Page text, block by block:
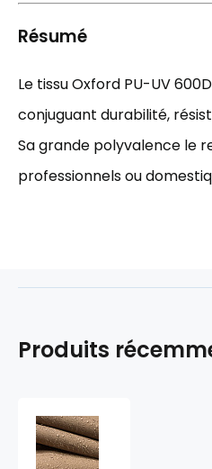
Résumé
Le tissu Oxford PU-UV
conjuguant durabilité,
Sa grande polyvalence le
professionnels ou
Produits